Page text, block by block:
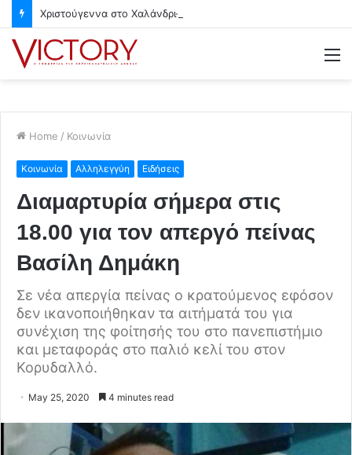
Home / Κοινωνία
Κοινωνία Αλληλεγγύη Ειδήσεις
Διαμαρτυρία σήμερα στις
18.00 για τον απεργό πείνας
Βασίλη Δημάκη
Σε νέα απεργία πείνας ο κρατούμενος εφόσον
δεν ικανοποιήθηκαν τα αιτήματά του για
συνέχιση της φοίτησής του στο πανεπιστήμιο
και μεταφοράς στο παλιό κελί του στον
Κορυδαλλό.
May 25, 2020 4 minutes read